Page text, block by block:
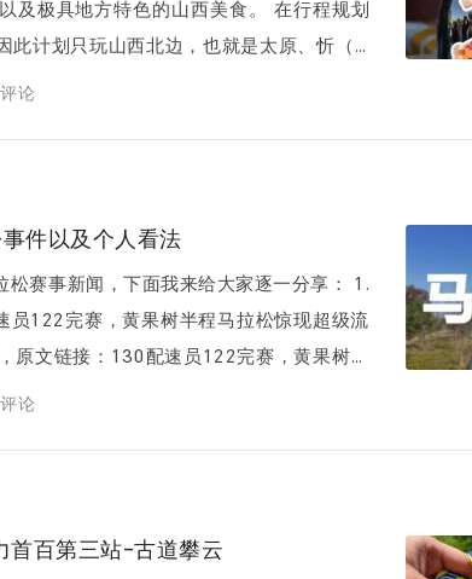
地方特色的山西美食。 在行程规划
此计划只玩山西北边，也就是太原、忻（xī
次对应...
论
件以及个人看法
赛事新闻，下面我来给大家逐一分享： 1.
员122完赛，黄果树半程马拉松惊现超级流
...
论
首百第三站-古道攀云